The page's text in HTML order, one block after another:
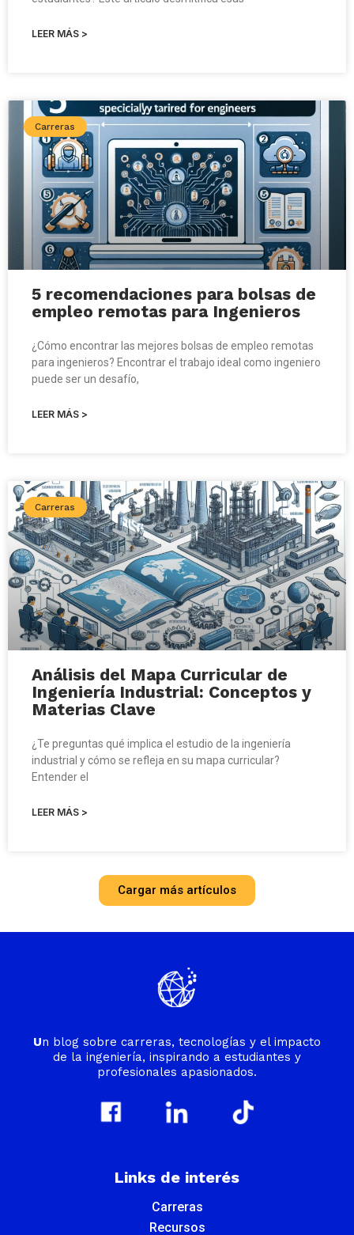
LEER MÁS >
Carreras
5 recomendaciones para bolsas de
empleo remotas para Ingenieros
¿Cómo encontrar las mejores bolsas de empleo remotas
para ingenieros? Encontrar el trabajo ideal como ingeniero
puede ser un desafío,
LEER MÁS >
Carreras
Análisis del Mapa Curricular de
Ingeniería Industrial: Conceptos y
Materias Clave
¿Te preguntas qué implica el estudio de la ingeniería
industrial y cómo se refleja en su mapa curricular?
Entender el
LEER MÁS >
Cargar más artículos
Un blog sobre carreras, tecnologías y el impacto
de la ingeniería, inspirando a estudiantes y
profesionales apasionados.
Links de interés
Carreras
Recursos